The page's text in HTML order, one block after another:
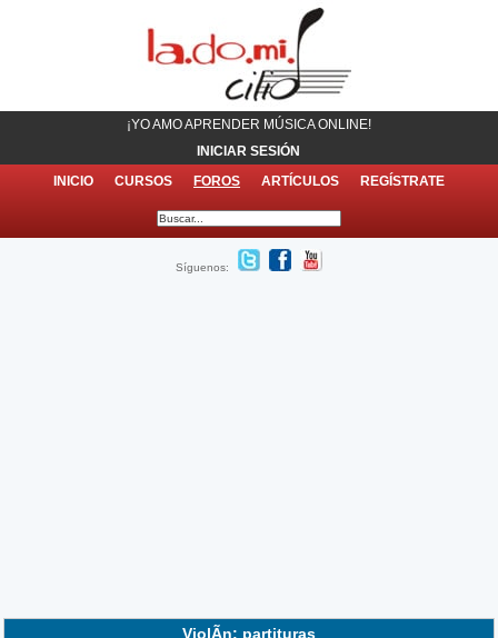
¡YO AMO APRENDER MÚSICA ONLINE!
INICIAR SESIÓN
INICIO
CURSOS FOROS ARTÍCULOS REGÍSTRATE
Síguenos:
ViolÃ­n: partituras